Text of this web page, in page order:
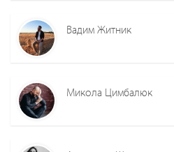
Вадим Житник
Микола Цимбалюк